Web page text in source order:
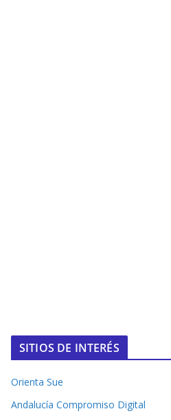
SITIOS DE INTERÉS
Orienta Sue
Andalucía Compromiso Digital